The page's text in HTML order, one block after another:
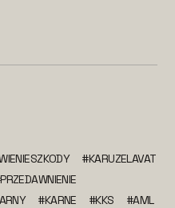
#KARUZELAVAT
#KARNE #KKS
#AML